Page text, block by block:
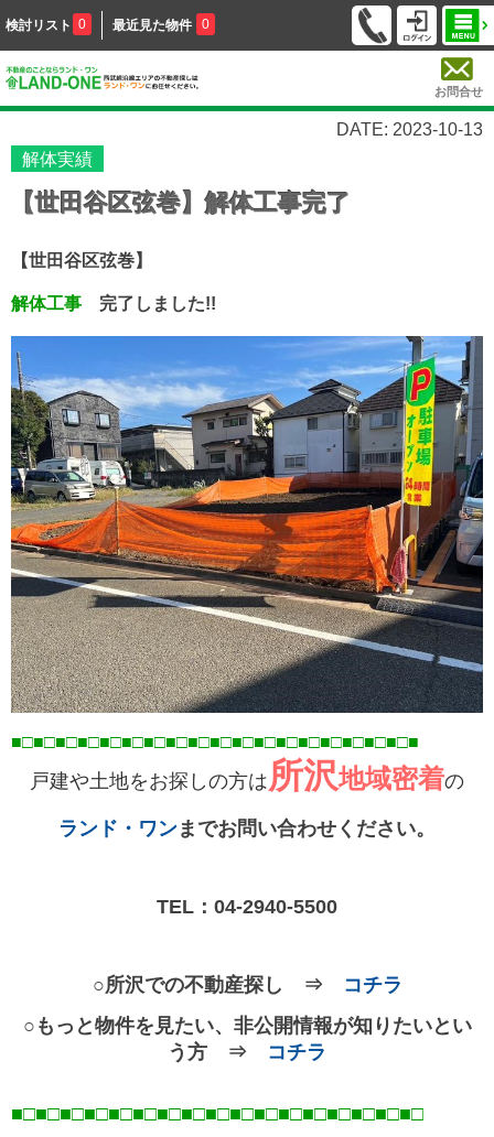
検討リスト 0 最近見た物件 0
お問合せ
DATE: 2023-10-13
解体実績
【世田谷区弦巻】解体工事完了
【世田谷区弦巻】
解体工事 完了しました!!
■□■□■□■□■□■□■□■□■□■□■□■□■□■□■□■□■□■□■
戸建や土地をお探しの方は 所沢地域密着の
ランド・ワンまでお問い合わせください。
TEL： 04-2940-5500
○所沢での不動産探し ⇒
コチラ
○もっと物件を見たい、非公開情報が知りたいとい
う方 ⇒
コチラ
■□■□■□■□■□■□■□■□■□■□■□■□■□■□■□■□■□